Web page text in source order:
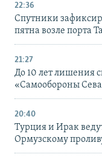
22:36
Спутники
пятна возле порта
21:27
До 10 лет лишения
«Самообороны
20:40
Турция и Ирак
Ормузскому